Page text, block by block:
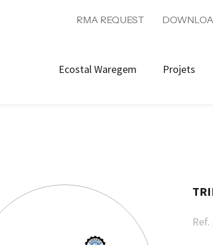
RMA REQUEST
Ecostal Waregem Projets